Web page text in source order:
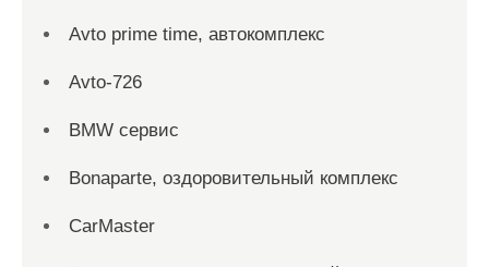
Avto prime time, автокомплекс
Avto-726
BMW сервис
Bonaparte, оздоровительный комплекс
CarMaster